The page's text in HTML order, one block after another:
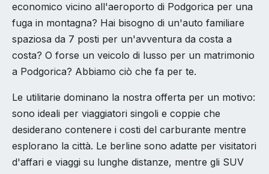
economico vicino all'aeroporto di Podgorica per una
fuga in montagna? Hai bisogno di un'auto familiare
spaziosa da 7 posti per un'avventura da costa a
costa? O forse un veicolo di lusso per un matrimonio
a Podgorica? Abbiamo ciò che fa per te.
Le utilitarie dominano la nostra offerta per un motivo:
sono ideali per viaggiatori singoli e coppie che
desiderano contenere i costi del carburante mentre
esplorano la città. Le berline sono adatte per visitatori
d'affari e viaggi su lunghe distanze, mentre gli SUV